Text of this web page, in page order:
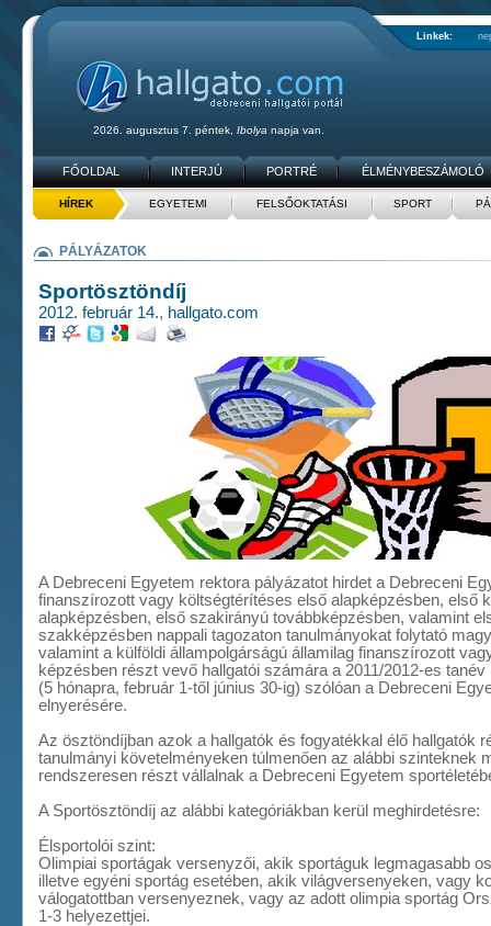
Linkek:
2026. augusztus 7. péntek, Ibolya napja van.
FŐOLDAL INTERJÚ PORTRÉ ÉLMÉNYBESZÁMOLÓ
HÍREK EGYETEMI FELSŐOKTATÁSI SPORT
PÁLYÁZATOK
Sportösztöndíj
2012. február 14., hallgato.com
A Debreceni Egyetem rektora pályázatot hirdet a Debreceni
finanszírozott vagy költségtérítéses első alapképzésben, első
alapképzésben, első szakirányú továbbképzésben, valamint
szakképzésben nappali tagozaton tanulmányokat folytató
valamint a külföldi állampolgárságú államilag finanszírozott
képzésben részt vevő hallgatói számára a 2011/2012-es
(5 hónapra, február 1-től június 30-ig) szólóan a Debreceni
elnyerésére.
Az ösztöndíjban azok a hallgatók és fogyatékkal élő hallgatók
tanulmányi követelményeken túlmenően az alábbi szinteknek
rendszeresen részt vállalnak a Debreceni Egyetem
A Sportösztöndíj az alábbi kategóriákban kerül meghirdetésre:
Élsportolói szint:
Olimpiai sportágak versenyzői, akik sportáguk legmagasabb
illetve egyéni sportág esetében, akik világversenyeken, vagy
válogatottban versenyeznek, vagy az adott olimpia sportág
1-3 helyezettjei.